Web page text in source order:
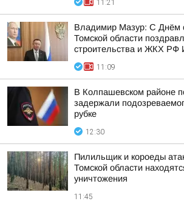
11:21
Владимир Мазур: С Днём
Томской области
строительства и ЖКХ РФ
11:09
В Колпашевском районе
задержали
рубке
12:30
Пилильщик и короеды
Томской области
уничтожения
11:45